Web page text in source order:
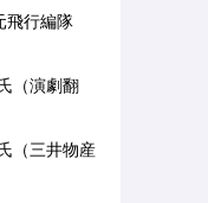
飛行編隊
（演劇翻
（三井物産